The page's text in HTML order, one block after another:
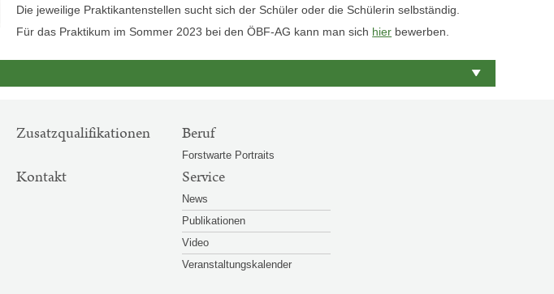
Die jeweilige Praktikantenstellen sucht sich der Schüler oder die Schülerin selbständig.
Für das Praktikum im Sommer 2023 bei den ÖBF-AG kann man sich hier bewerben.
Zusatzqualifikationen Beruf
Forstwarte Portraits
Kontakt Service
News
Publikationen
Video
Veranstaltungskalender